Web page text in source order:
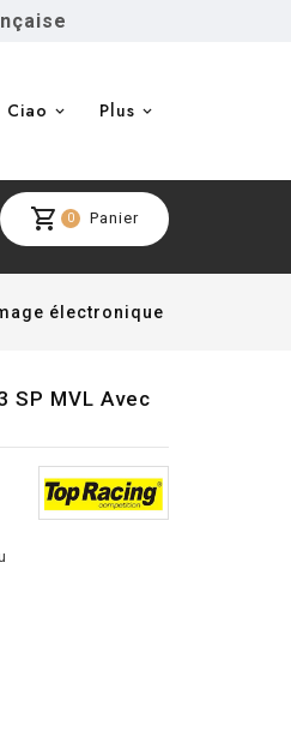
Ciao Plus
shopping_cart 0 Panier
électronique
SP MVL Avec